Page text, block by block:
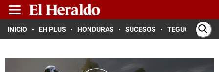
INICIO EH PLUS HONDURAS SUCESOS TEGUCIGALPA